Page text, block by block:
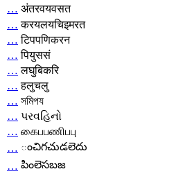
… अंतरवयवसत
… करयलयचिइमरत
… टिपपणिकरन
… पियुससं
… लघुबिकरि
… हलुचलु
… সমিপয
… પરવહિનો
… கைபபணிபபு
… ంచిగచుడలెదు
… పింలెసబజ